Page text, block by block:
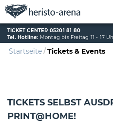
TICKET CENTER 05201 81 80
Tel. Hotline: Montag bis Freitag 11 - 17
Startseite Tickets & Events
TICKETS SELBST
PRINT@HOME!